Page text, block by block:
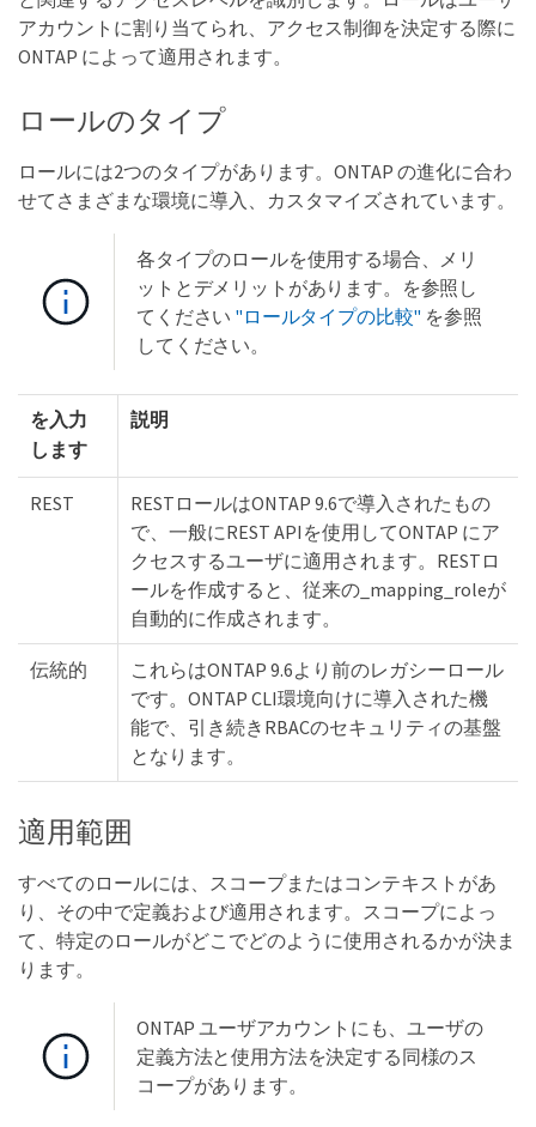
アカウントに割り当てられ、アクセス制御を決定する際に
ONTAP によって適用されます。
ロールのタイプ
ロールには2つのタイプがあります。ONTAP の進化に合わ
せてさまざまな環境に導入、カスタマイズされています。
各タイプのロールを使用する場合、メリ
ットとデメリットがあります。を参照し
てください "ロールタイプの比較" を参照
してください。
を入力
します
説明
REST
RESTロールはONTAP 9.6で導入されたもの
で、一般にREST APIを使用してONTAP にア
クセスするユーザに適用されます。RESTロ
ールを作成すると、従来の_mapping_roleが
自動的に作成されます。
伝統的
これらはONTAP 9.6より前のレガシーロール
です。ONTAP CLI環境向けに導入された機
能で、引き続きRBACのセキュリティの基盤
となります。
適用範囲
すべてのロールには、スコープまたはコンテキストがあ
り、その中で定義および適用されます。スコープによっ
て、特定のロールがどこでどのように使用されるかが決ま
ります。
ONTAP ユーザアカウントにも、ユーザの
定義方法と使用方法を決定する同様のス
コープがあります。